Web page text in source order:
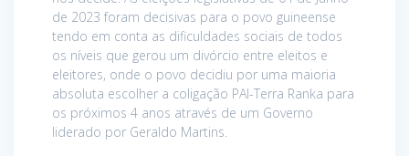
de 2023 foram decisivas para o povo guineense
tendo em conta as dificuldades sociais de todos
os níveis que gerou um divórcio entre eleitos e
eleitores, onde o povo decidiu por uma maioria
absoluta escolher a coligação PAI-Terra Ranka para
os próximos 4 anos através de um Governo
liderado por Geraldo Martins.